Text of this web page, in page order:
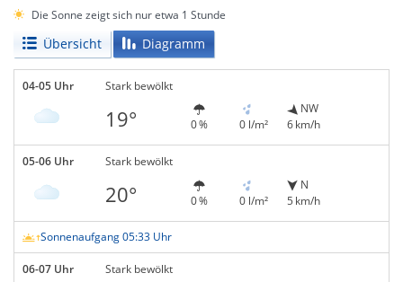
Die Sonne zeigt sich nur etwa 1 Stunde
Übersicht Diagramm
04-05 Uhr Stark bewölkt
19° 0 % 0 l/m²
NW
6 km/h
05-06 Uhr Stark bewölkt
20° 0 % 0 l/m²
N
5 km/h
Sonnenaufgang 05:33 Uhr
06-07 Uhr Stark bewölkt